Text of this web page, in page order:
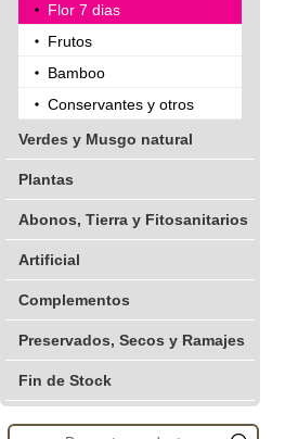
Flor 7 dias
Frutos
Bamboo
Conservantes y otros
Verdes y Musgo natural
Plantas
Abonos, Tierra y Fitosanitarios
Artificial
Complementos
Preservados, Secos y Ramajes
Fin de Stock